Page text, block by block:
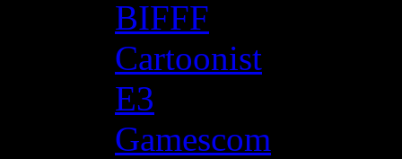
BIFFF
Cartoonist
E3
Gamescom